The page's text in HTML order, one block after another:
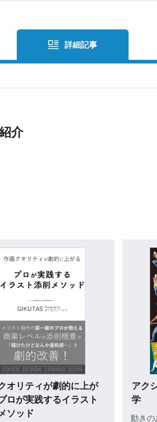
詳細記事
介
かる！メンタルヘルス・
メント（R）検定 Ⅱ種・Ⅲ
テキスト＋頻出問題＋
1冊で
マネ
テキ